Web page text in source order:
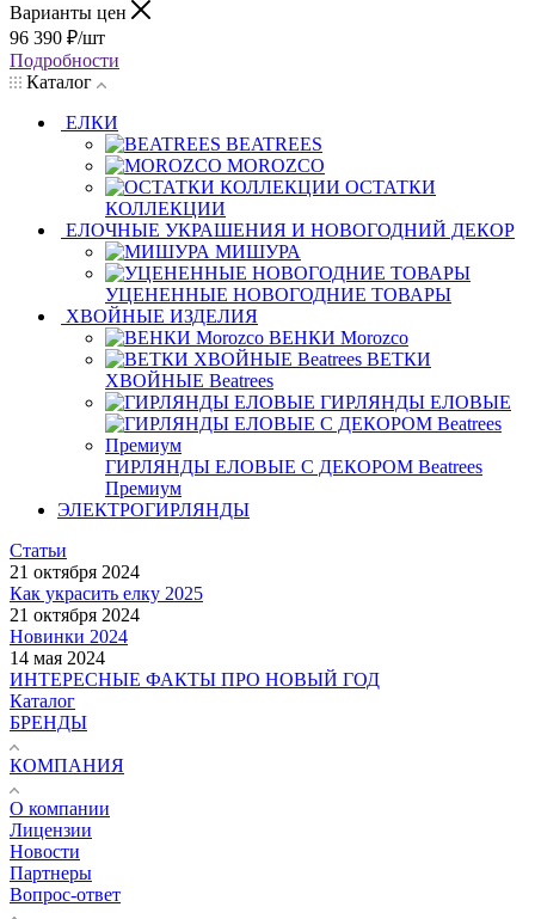
Варианты цен
96 390 ₽/шт
Подробности
Каталог
ЕЛКИ
BEATREES
MOROZCO
ОСТАТКИ
КОЛЛЕКЦИИ
ЕЛОЧНЫЕ УКРАШЕНИЯ И НОВОГОДНИЙ ДЕКОР
МИШУРА
УЦЕНЕННЫЕ НОВОГОДНИЕ ТОВАРЫ
ХВОЙНЫЕ ИЗДЕЛИЯ
ВЕНКИ Morozco
ВЕТКИ
ХВОЙНЫЕ Beatrees
ГИРЛЯНДЫ ЕЛОВЫЕ
ГИРЛЯНДЫ ЕЛОВЫЕ С ДЕКОРОМ Beatrees
Премиум
ЭЛЕКТРОГИРЛЯНДЫ
Статьи
21 октября 2024
Как украсить елку 2025
21 октября 2024
Новинки 2024
14 мая 2024
ИНТЕРЕСНЫЕ ФАКТЫ ПРО НОВЫЙ ГОД
Каталог
БРЕНДЫ
КОМПАНИЯ
О компании
Лицензии
Новости
Партнеры
Вопрос-ответ